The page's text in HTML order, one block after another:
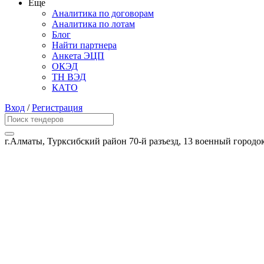
Еще
Аналитика по договорам
Аналитика по лотам
Блог
Найти партнера
Анкета ЭЦП
ОКЭД
ТН ВЭД
КАТО
Вход /Регистрация
г.Алматы, Турксибский район 70-й разъезд, 13 военный